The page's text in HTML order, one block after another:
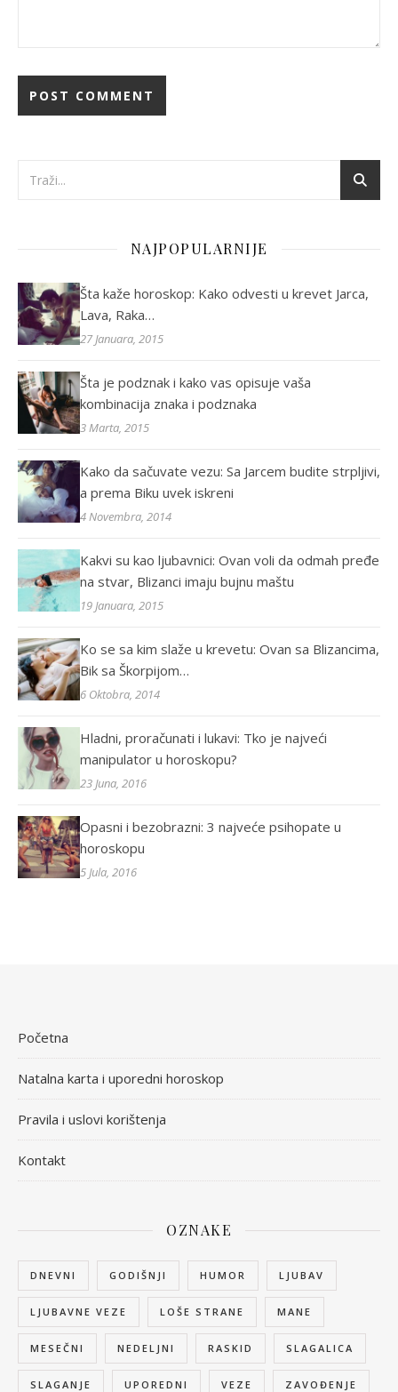
NAJPOPULARNIJE
Šta kaže horoskop: Kako odvesti u krevet Jarca,
Lava, Raka…
27 Januara, 2015
Šta je podznak i kako vas opisuje vaša
kombinacija znaka i podznaka
3 Marta, 2015
Kako da sačuvate vezu: Sa Jarcem budite strpljivi,
a prema Biku uvek iskreni
4 Novembra, 2014
Kakvi su kao ljubavnici: Ovan voli da odmah pređe
na stvar, Blizanci imaju bujnu maštu
19 Januara, 2015
Ko se sa kim slaže u krevetu: Ovan sa Blizancima,
Bik sa Škorpijom…
6 Oktobra, 2014
Hladni, proračunati i lukavi: Tko je najveći
manipulator u horoskopu?
23 Juna, 2016
Opasni i bezobrazni: 3 najveće psihopate u
horoskopu
5 Jula, 2016
Početna
Natalna karta i uporedni horoskop
Pravila i uslovi korištenja
Kontakt
OZNAKE
DNEVNI GODIŠNJI HUMOR LJUBAV
LJUBAVNE VEZE LOŠE STRANE MANE
MESEČNI NEDELJNI RASKID SLAGALICA
SLAGANJE UPOREDNI VEZE ZAVOĐENJE